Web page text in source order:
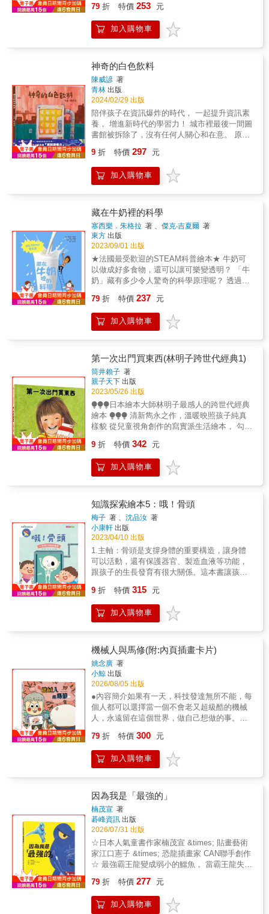
給每位小小探險家。」──新北市自然科學輔導
團員、科教中心籌備主任 陳振威「本書透過
生動有趣的故事，將阿里山的鐵路、生態串聯
在動物警察達克比的調查任務，透過不同章節
然生態與森林氣候，也發現到全國最高廟宇受
蛾『神蹟』！更重要的是，書中更介紹從小火
車延伸到鐵路的相關人事物，包括鐵路的工法
及提供列車服務的不同工作人員。讓我們從閱
讀阿里山，有機會再親身體驗阿里山。」──漫
步在雲端的阿里山版主、香林國小退休教師
黃源明「我覺得達克比可以擔任阿里山小火車
的『科普列車代言人』了！因為這是一本鐵道
火車爬山魔法、鳥類垂直遷徙與高山植物奧
祕，最後解開神蛾消失之謎，這趟紙上冒險保
證讓人大開眼界。讓人好想帶著這本書一起去
讀磐石推手 賴玉敏◎本書關鍵字： 達克比、
阿里山、森林鐵路、登山鐵路、高山森林◎有
注音， 7歲以上適讀◎學習領域分類：自然
星在水中看見自己的樣貌，化身為黃金獵犬，
開展一段與人類的相遇，在其中經歷肉身生命
的種種豐富、美好，以及帶來轉化的死亡經
死亡的重生之路。還活著的人類繼續追問關於
存在與意義的問題，繼續承受活著的苦惱，但
也可以在夢裡，這個經歷失落之後所打開的祕
密通道中，聆聽已經成為「祂」的宇宙小祕
密。《修煉成金》是關於牠、他、她與祂相遇
與別離的故事，是穿越死亡後對「純粹真實」
的看見，也是聆聽宇宙小祕密後，在天地之中
唱起的一首「天真之歌」。——輔仁大學宗教
學系教授 蔡怡佳流著眼淚讀完《修煉成金》，
們真的好匆匆，用短暫的一生，給我毫無保留
的陪伴。小狗是這個世界最美好的純粹，當人
類總想著掌控生活，小狗卻不逐夢、不比較，
在想，天上的牠們是否願意在成為一次我生命
裡的奇蹟？那會讓我感到無比幸運且榮幸，而
現在，我只能在擦乾眼淚後，帶著小狗的愛前
行，等待著，星辰再次落下的時刻。——必須
有狗的文字工作者 諶淑婷
「像在水池裡游泳」的沁涼飲品。 這是一本充
本， 結合甜點、美食、動物與夏日元素， 無論
親子共讀或孩子自己閱讀，都能享受滿滿的閱
讀樂趣。 陪孩子一起感受合作、分享與關心他
人的幸福滋味！ ▍ 甜蜜推薦 粘忘凡｜繪本作
家 黃惠綺｜童書譯者、繪本推廣人 SUSU｜
SusuBooks店長 Céline｜語言治療師私藏書單
版主 彥如姐姐｜《童話夢想家》兒童節目主持
人 ▍ 好評分享 ☆「芒果奇異果刨冰、珍珠芋
圓雪花冰、西瓜冰沙、冰淇淋聖代…… 炎炎夏
日，有什麼比一碗又一碗清涼美味的冰品，更
讓人感到雀躍？ 翻開書頁立刻進入一個冰鎮沁
涼的天地，每一道冰品都晶瑩剔透、令人垂
涎。 非常愛吃冰的我，真想到《茶茶和可可的
夏日冰品店》好好享用品嘗呢！」 —— 粘忘凡
｜繪本作家 ☆「柴犬茶茶和兔子可可的冰店開
為一道道結合本土特色與創新創意的冰品。 其
中，我最喜歡故事中的「西瓜冰沙」，成品真
的就像海獺許願的一樣，彷彿整個人躺進清涼
的西瓜海裡。 這不僅是一本充滿想像力與驚喜
的可愛繪本，更會讓人看著看著就忍不住口水
直流， 不禁跟著想像：『這麼有趣的冰，是不
是真的買得到呢？』」 ——Céline｜語言治療
師私藏書單版主 ☆「茶茶與可可的夏日冰品店
開幕啦！在這炎炎的夏日裡，最需要來一碗消
製專屬於你的夏日餐點 ！『那個老闆……我想
要來碗能留住這個盛夏的雪花冰……』。」
——SUSU｜SusuBooks店長 ☆「『歡迎光
臨，你的心需要被療癒嗎？』一翻開書，立刻
被Maruco老師清新暈染的手繪水彩深深吸引！
看著卡哇伊的店老闆——柴犬茶茶與兔子可
可，端出滿載台灣記憶的珍珠、芋圓和仙草
冰， 讓人好想親自光顧這間充滿童話色彩的夏
日小店。 這不只是一場視覺與味覺的消暑饗
宴，故事中更融入了合作、分享與關懷的暖心
友誼。 這間店會為每一個大人與孩子，特調出
專屬口味的甜蜜冰品，帶領我們細細品嚐愛與
幸福的滋味！」 ——彥如姐姐｜《童話夢想
家》兒童節目主持人 ▍ 本書特色 1.擁有2.8萬
人追蹤的IG人氣插畫家首部繪本作品暖心登
創意滿分冰品料理： 從水果刨冰、沁涼飲品到
夢幻甜點，每一道冰品都藏著驚喜巧思，讓孩
子從閱讀中感受甜蜜滋味。 3.從冰品故事中感
受季節魅力、培養想像力與好品格： 透過充滿
夏日氣息的故事，引導孩子認識季節特色，並
在閱讀中學習合作、關懷與分享。 4.在可愛故
事中，學習友情與合作： 跟著茶茶與可可一起
互相幫助的美好。 5.「聲」臨其境的有聲故
聲故事，讓閱讀更有趣、親子共讀更有溫度！
議題教育：品格 適讀年齡：3-6歲親子共讀，6
歲以上可自行閱讀，附注音
本《麵包小偷》系列精采續作！★令人意外的
劇情發展，讓孩子在從趣味故事中完成品格教
育！山羊奶奶想為孫子們慶祝生日，於是請麵
了！幸好，他遇到車行的小豬妹妹，他們決定
一起聯手打造「多功能麵包車」，麵包小偷這
次能順利完成任務嗎？★不停思考並實現新的
可能，勤於創造、勇於探索！麵包小偷已經成
為一名很棒的麵包師傅，但是開麵包店，並不
是麵包做得好吃就足夠，就算經實現了某個夢
想,還是會繼續遇到新的挑戰。鼓勵孩子自主學
習，培養體貼與助人的內心，找到自己的獨
特，滿滿成就感就是快樂成長的養分！★小車
趣！真希望這輛熱呼呼麵包車也能開來我住的
小鎮。（童書販售區店員）◎女兒每天都要我
唸《麵包小偷》給她聽，將來的夢想就是開一
女孩的爸爸）◎不管是小孩、我先生，還是孩
子們的奶奶，我們全家人都迷上麵包小偷了，
希望可以趕快看到續集。（3歲女孩和5歲男孩
的媽媽）【適讀年齡】文字附注音▲3~6歲親子
共讀；6歲以上自己閱讀。▲適合親子共讀，也
適合孩子自己讀。
79 折 特價 253 元
加入購物車
神奇的白色飲料
陳威諺 著
青林 出版
2024/02/29 出版
陪伴孩子在資訊爆炸的時代， 一起提升資訊素
養， 增進新時代的學習力！ 城市裡最後一間圖
書館被拆除了，沒有任何人關心和在意。 原先
機取代， 有人好奇地投下硬幣，掉下來一瓶純
白色飲料，瓶身附著《經典名著》的標籤，喝
下去竟有神奇效果！ 很快地，神奇的白色飲料
門繪本！ ＊斗六繪本圖書館未來圖書館社會組
金獎得獎作品 ＊趣味帶點反諷的故事帶孩子認
識媒體識讀。 ＊陪伴孩子共讀，建立獨立思
考、提升自主思辨能力。 ＊符合108課綱「科
技資訊與媒體素養」，從貼近生活的「圖書
館」出發並引導思考。 ＊國家人權博物館第三
屆繪本徵選首獎作家陳威諺 社會共感之作 專家
推薦 海狗房東│繪本工作者 羅怡君│親職溝通
作家與講師 館長小編 彭冠綸│《療心圖書館》
繪本館前館長 劉旭恭│金鼎獎繪本作家 陳培瑜
｜立法委員 斗六市立繪本圖書館 這故事好有趣
啊！書本可以像飲料一樣喝下去，真的太神奇
搞笑卻又帶點諷刺，讀完後讓人忍不住思考，
我們看書到底是為了吸收還是樂趣呢？嗯，先
讓我喝杯飲料想一想！－－金鼎獎繪本作家／
劉旭恭 未來圖書館服務超乎你的想像！當圖書
館不停地進化，由數位典藏到數位人文，也許
未來的人手上都抱著一瓶白色書籍飲料，閱讀
模式改變了，變得立即又方便，但書籍飲料是
閱讀之旅吧！ 欣喜「神奇的白色飲料」將由青
林國際出版，本書曾參加斗六繪本館「第七屆
繪本創作徵件未來圖書館」勇奪社會組金獎。
六繪本館前館長／沈秀茹 &
9 折 特價 297 元
加入購物車
藏在牛奶裡的科學
塞西樂．朱格拉 著 、傑克‧吉夏爾 著
東方 出版
2023/09/01 出版
★法國最受歡迎的STEAM科普繪本★ 牛奶可
以做成好多食物，還可以讓可樂變透明？ 「牛
奶」藏有多少令人驚奇的科學原理呢？ 透過10
仔細觀察過牛奶嗎？它有哪些特徵？可以做成
哪些食物？ 牛奶遇到醋會變成什麼樣子？ 如何
用牛奶做出美味的鮮奶油和可可歐蕾？ 只要加
到底藏了哪些有趣的科學原理吧！ SDGs永續
發展目標 #消除飢餓 #良好健康與福祉 #優質教
育 #潔淨水與衛生 系列特色 【和STEAM面對
面】 所有偉大的科學原理，其實都藏在我們的
生活之中！ 觀察和實驗，是學習和理解科學知
識的最佳途徑！本系列運用我們日常生活中常
見的事物，透過簡單又好玩的小實驗，引發孩
子的好奇心和學習動機，讓孩子在動手做的過
程中，自然而然的理解神奇的科學原理，感受
學博物館前館長與知名科普作家攜手創作，連
大人都覺得好玩的科普繪本。 ＊科學一點也不
難！10個簡單又令人驚奇的生活小實驗，讓你
幽默有趣文字，以及生動活潑插圖，循序漸進
的引導，一步步揭開生活事物裡的科學祕密。
＊從小培養科學素養，建立觀察、假設、實
驗、分析、提出結論等能力。 &
79 折 特價 237 元
加入購物車
第一次出門買東西(林明子跨世代經典1)
筒井賴子 著
親子天下 出版
2023/05/26 出版
⧭⧭⧭日本繪本大師林明子最感人的跨世代經典
繪本 ⧭⧭⧭ 清新雋永之作，溫暖映照孩子純真
樣貌 從兒童視角創作的寫實派生活繪本， 勾勒
願望 日本經典繪本，銷售超過200萬冊 給予孩
子邁向獨立成長的勇氣 感動百萬讀者的暖心創
作 小米第一次出門幫小寶寶買牛奶， 手中緊緊
口， 她鼓起勇氣喊出要買牛奶， 卻發現她的聲
音小到沒人聽見&hellip;&hellip;， 原來自己買
東西這麼難啊！ 但弟弟還在餓著肚子呢！ 於是
小米決定再一次提起勇氣&hellip;&hellip;， 這
一次，她能買到牛奶嗎？ 閱讀經典中的經典不
可錯過的精采看點 ★繪者林明子細膩描繪出孩
童的姿態、情緒，生動的圖像，讓人忍不住想
捏捏書中兒童紅撲撲的臉蛋。 ★細看1960年
代，東西兼並的生活時代背景，像是銀色熱水
的雜貨店等、感受溫暖且純樸的昭和民情。 ★
和孩子聊聊自己經歷人生各種第一次時的感
受，給予孩子邁向獨立成長的感動和勇氣。 適
讀年齡：3歲~6歲親子共讀
9 折 特價 342 元
加入購物車
知識探索繪本5：哦！骨頭
梅子 著 、沈品汝 著
小康軒 出版
2023/04/10 出版
1.主軸：骨頭是支撐身體的重要構造，讓身體
可以活動，還有保護器官、製造血液等功能，
跟孩子的生長發育有很大關係。這本書讓孩子
沒有骨頭會怎樣？人的骨頭在哪裡？摸得到
嗎？身體裡多少骨頭呢？小朋友想知道的骨頭
和保健知識，通通在這裡。 & 3.附件：貼紙。
1.特殊的動手操作，讓孩子對身體有更深刻的
體驗。 2.貼近日常生活，認識基本身體知識，
也學習愛護自己的方法。 3.邀請知名職能治療
師撰寫專家的話、掛名。 & ＊適讀年齡：2歲
以上 ＊有注音 &
9 折 特價 315 元
加入購物車
機械人與馬修(附:內頁插畫卡片)
姚念廣 著
小鯨 出版
2026/08/05 出版
●內容簡介如果有一天，科技發達無所不能，每
個人都可以選擇當一個不會老又超級酷的機械
人，永遠留在這個世界，做自己想做的事。你
老去之前，選擇了要當機械人，但最終又選擇
了要「關機」，這中間發生了什麼事呢？●作者
其它著作《你已經很棒了：善良的英雄小凡》
鬼怪葉羅》《好看好學的簡筆畫1：打怪收妖
篇》《星座學園上課了!》《那半年，我減了24
公斤》《孵化龍蛋的善良伐木工》
79 折 特價 300 元
加入購物車
因為我是「最強的」
楠茂宣 著
碁峰資訊 出版
2026/07/31 出版
☆日本人氣童書作家楠茂宣 &times; 貼畫藝術
家江口憲子 &times; 恐龍插畫家 CAN聯手創作
☆ 最強霸王龍變成弱小的鱷魚， 當霸王龍失去
身體， 還有看待世界的方式。 一段關於勇氣、
友情與換位思考的故事。 ▍ 勇氣推薦 游珮芸
｜臺東大學兒童文學研究所所長 黃筱茵｜童書
79 折 特價 277 元
加入購物車